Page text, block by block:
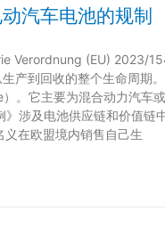
汽车电池的规制
Verordnung (EU) 2023/
产到回收的整个生命周期
。它主要为混合动力汽车
涉及电池供应链和价值
义在欧盟境内销售自己生